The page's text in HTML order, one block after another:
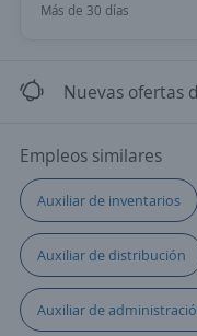
Más de 30 días
Nuevas ofertas
Empleos similares
Auxiliar de inventarios
Auxiliar de distribución
Auxiliar de